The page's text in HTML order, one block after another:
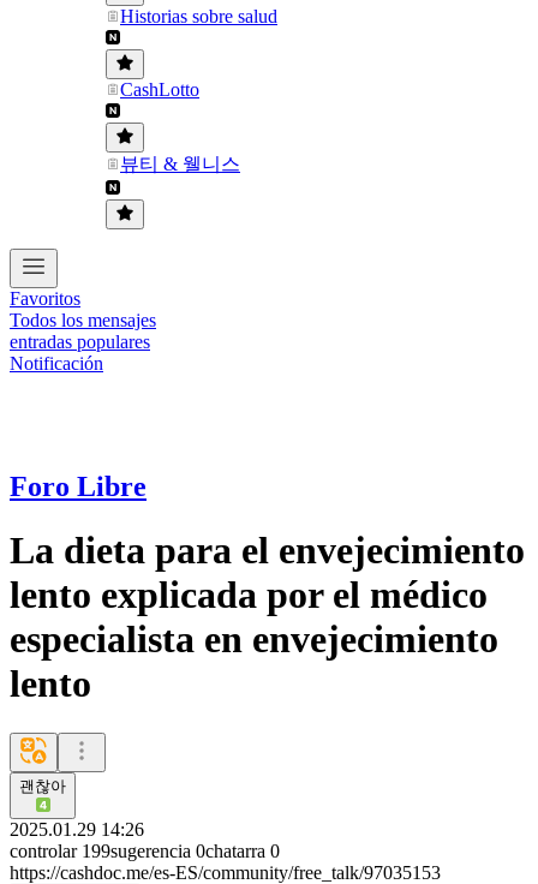
Historias sobre salud
CashLotto
뷰티 & 웰니스
Favoritos
Todos los mensajes
entradas populares
Notificación
Foro Libre
La dieta para el envejecimiento
lento explicada por el médico
especialista en envejecimiento
lento
괜찮아
2025.01.29 14:26
controlar 199sugerencia 0chatarra 0
https://cashdoc.me/es-ES/community/free_talk/97035153